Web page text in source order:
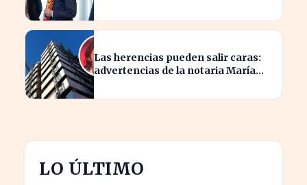
Las herencias pueden salir caras:
advertencias de la notaria María
LO ÚLTIMO